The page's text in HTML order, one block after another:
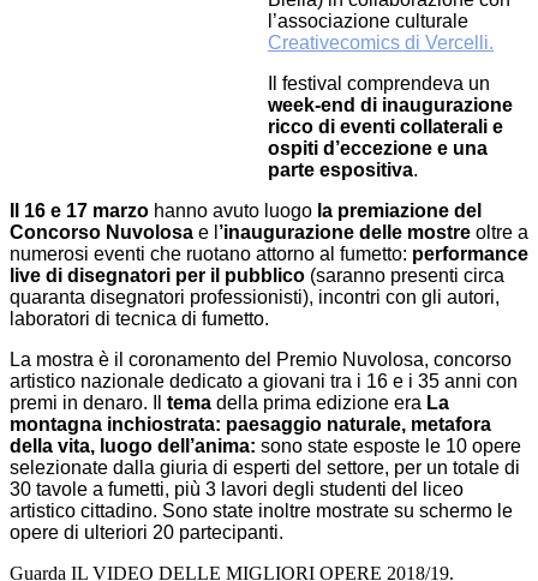
l’associazione culturale
Creativecomics di Vercelli.
Il festival comprendeva un
week-end di inaugurazione
ricco di eventi collaterali e
ospiti d’eccezione e una
parte espositiva.
16 e 17 marzo hanno avuto luogo la premiazione del
Concorso Nuvolosa e l ’inaugurazione delle mostre oltre a
numerosi eventi che ruotano attorno al fumetto: performance
live di disegnatori per il pubblico (saranno presenti circa
quaranta disegnatori professionisti), incontri con gli autori,
laboratori di tecnica di fumetto.
La mostra è il coronamento del Premio Nuvolosa, concorso
artistico nazionale dedicato a giovani tra i 16 e i 35 anni con
premi in denaro.
tema della prima edizione era La
montagna inchiostrata: paesaggio naturale, metafora
della vita, luogo dell’anima: sono state esposte le 10 opere
selezionate dalla giuria di esperti del settore, per un totale di
30 tavole a fumetti, più 3 lavori degli studenti del liceo
artistico cittadino. Sono state inoltre mostrate su schermo le
opere di ulteriori 20 partecipanti.
Guarda IL VIDEO DELLE MIGLIORI OPERE 2018/19.